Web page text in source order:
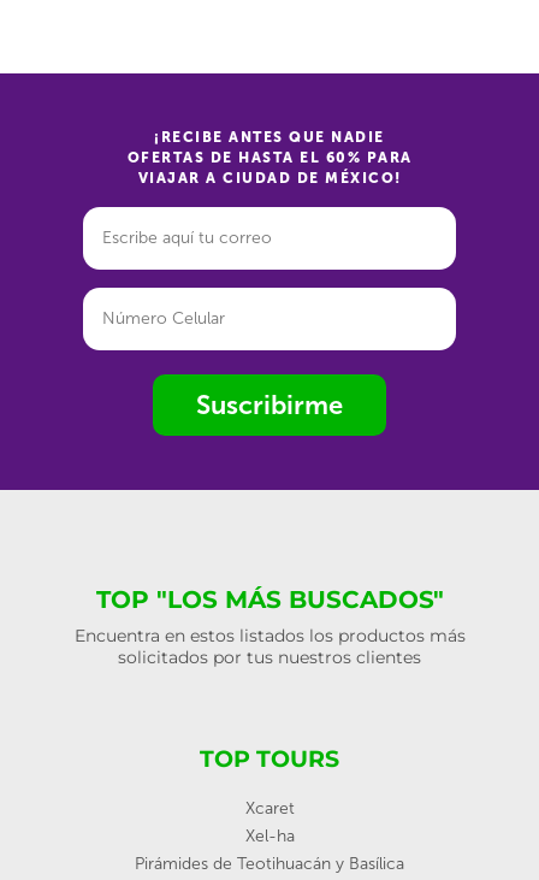
¡RECIBE ANTES QUE NADIE
OFERTAS DE HASTA EL 60% PARA
VIAJAR A CIUDAD DE MÉXICO!
Suscribirme
TOP "LOS MÁS BUSCADOS"
Encuentra en estos listados los productos más
solicitados por tus nuestros clientes
TOP TOURS
Xcaret
Xel-ha
Pirámides de Teotihuacán y Basílica